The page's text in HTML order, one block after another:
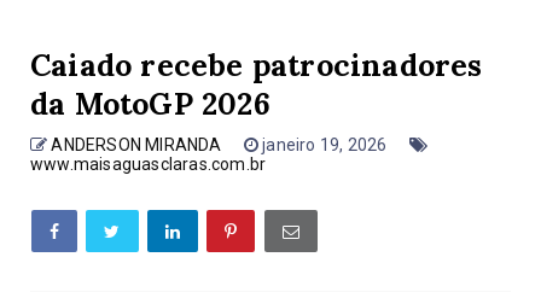
Caiado recebe patrocinadores
da MotoGP 2026
ANDERSON MIRANDA
janeiro 19, 2026
www.maisaguasclaras.com.br